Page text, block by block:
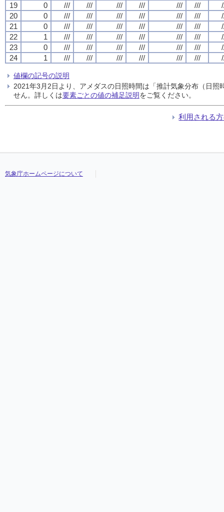
19
0 /// /// /// /// /// ///
20
0 /// /// /// /// /// ///
21
0 /// /// /// /// /// ///
22
1 /// /// /// /// /// ///
23
0 /// /// /// /// /// ///
24
1 /// /// /// /// /// ///
値欄の記号の説明
2021年3月2日より、アメダスの日照時間は「推計気象分布（日
せん。詳しくは要素ごとの値の補足説明をご覧ください。
利用される
気象庁ホームページについて